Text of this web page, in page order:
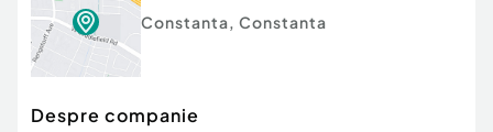
Constanta, Constanta
Despre companie